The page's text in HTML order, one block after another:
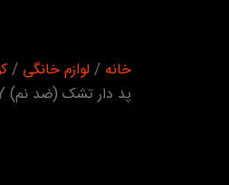
خانه /لوازم خانگی /
پد دار تشک (ضد نم) LITTLE BUNNY